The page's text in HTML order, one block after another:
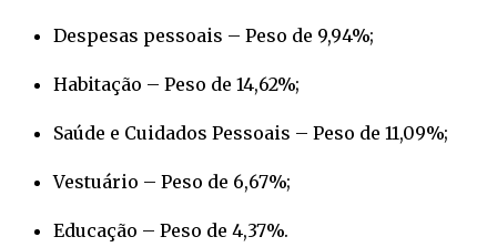
Despesas pessoais – Peso de 9,94%;
Habitação – Peso de 14,62%;
Saúde e Cuidados Pessoais – Peso de 11,09%;
Vestuário – Peso de 6,67%;
Educação – Peso de 4,37%.